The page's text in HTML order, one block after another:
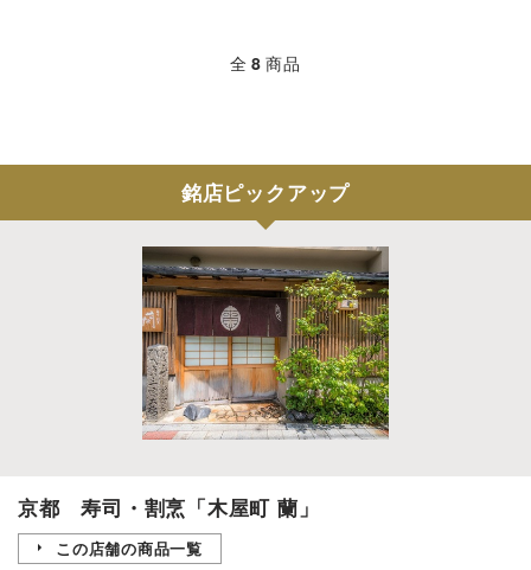
全 8 商品
銘店ピックアップ
京都 寿司・割烹「木屋町 蘭」
この店舗の商品一覧